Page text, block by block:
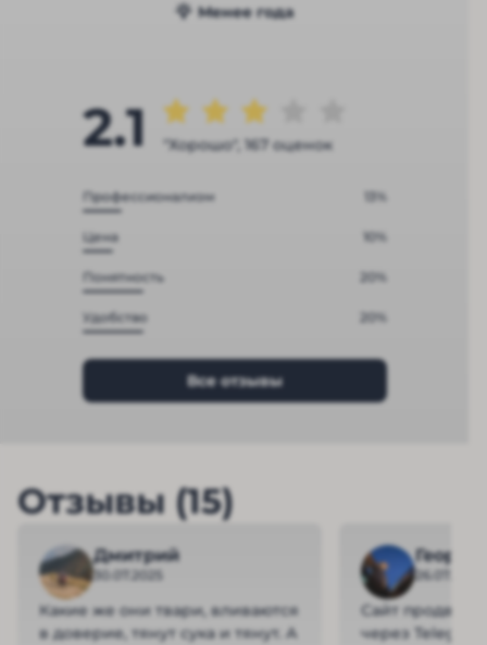
Менее года
2.1 "Хорошо", 167 оценок
Профессионализм 13%
Цена 10%
Понятность 20%
Удобство 20%
Все отзывы
Отзывы (15)
Дмитрий
30.07.2025
Какие же они твари, вливаются
в доверие, тянут сука и тянут. А
26.07.2025
Сайт
через